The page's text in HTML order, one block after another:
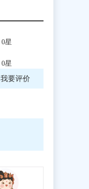
0星
0星
我要评价